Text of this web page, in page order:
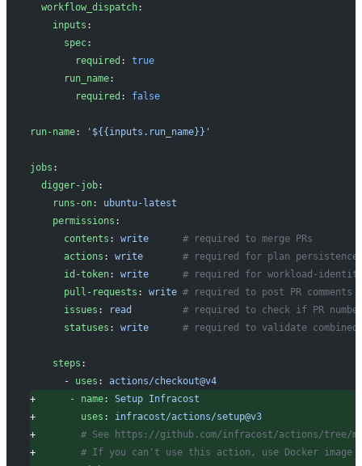
workflow_dispatch:
   inputs
:
     spec
:
       required
: true
     run_name
:
       required
: false
run-name: '${{inputs.run_name}}'
jobs :
digger-job:
   runs-on
: ubuntu-latest
   permissions
:
     contents
: write
      # required to merge PRs
     actions
: write
       # required for plan persistence
     id-token
: write
# required for workload-
     pull-requests
: write # required to post PR comments
     issues
: read
# required to check if PR
     statuses
: write
# required to validate combined
   steps
:
     -
uses : actions/checkout@v4
+
      - name
: Setup Infracost
+
        uses
: infracost/actions/setup@v3
+
# See https://github.com/infracost/actions/tree/
+
# If you can't use this action, use Docker image